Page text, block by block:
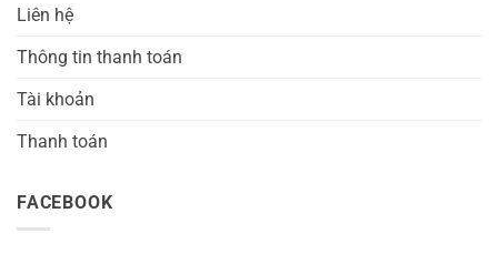
Liên hệ
Thông tin thanh toán
Tài khoản
Thanh toán
FACEBOOK